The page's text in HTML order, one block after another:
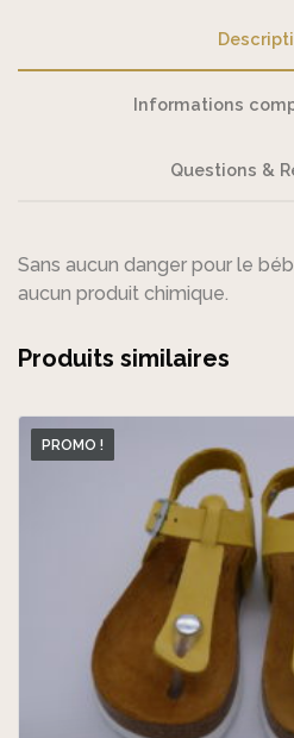
Informations
Questions &
Sans aucun danger pour le
aucun produit chimique.
Produits similaires
PROMO !